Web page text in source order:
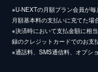
※U-NEXTの月額プラン会員が
月額基本料の支払いに充てた場合
※決済時において支払金額に相
録のクレジットカードでのお支
※通話料、SMS通信料、オプシ